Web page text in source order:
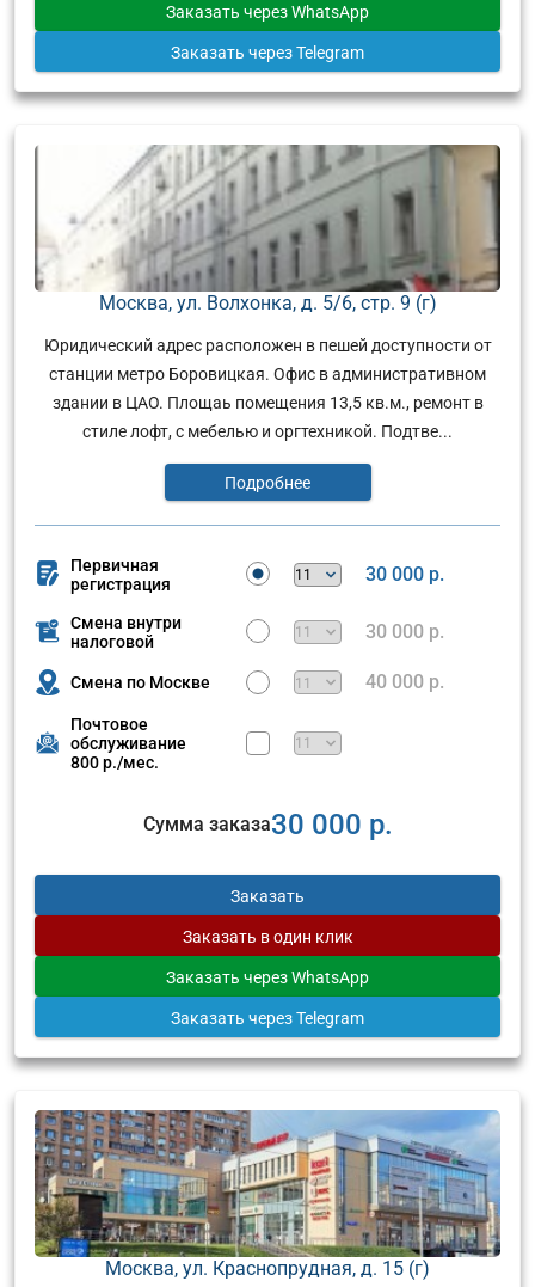
Заказать через WhatsApp
Заказать через Telegram
Москва, ул. Волхонка, д. 5/6, стр. 9 (г)
Юридический адрес расположен в пешей доступности от
станции метро Боровицкая. Офис в административном
здании в ЦАО. Площаь помещения 13,5 кв.м., ремонт в
стиле лофт, с мебелью и оргтехникой. Подтве...
Подробнее
Первичная
регистрация
30 000 р.
Смена внутри
налоговой
30 000 р.
Смена по Москве 40 000 р.
Почтовое
обслуживание
800 р./мес.
Сумма заказа30 000 р.
Заказать
Заказать в один клик
Заказать через WhatsApp
Заказать через Telegram
Москва, ул. Краснопрудная, д. 15 (г)